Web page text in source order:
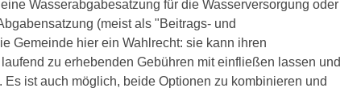
Wasserabgabesatzung für die Wasserversorgung oder
(meist als "Beitrags- und
Gemeinde hier ein Wahlrecht: sie kann ihren
zu erhebenden Gebühren mit einfließen lassen und
ist auch möglich, beide Optionen zu kombinieren und